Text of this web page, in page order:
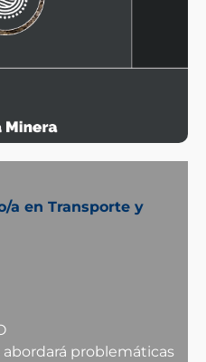
a en Transporte y
problemáticas